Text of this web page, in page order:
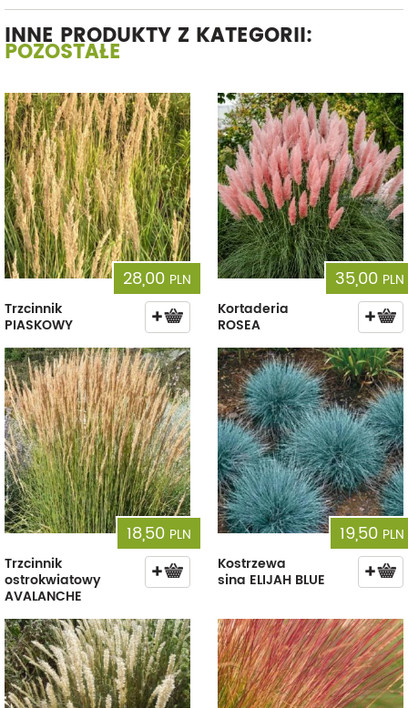
INNE PRODUKTY Z KATEGORII:
POZOSTAŁE
28,00 PLN
Trzcinnik
PIASKOWY
35,00 PLN
Kortaderia
ROSEA
18,50 PLN
Trzcinnik
ostrokwiatowy
AVALANCHE
19,50 PLN
Kostrzewa
sina ELIJAH BLUE